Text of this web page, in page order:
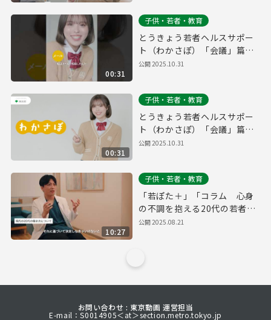
00:31
子供・若者・教育
とうきょう若者ヘルスサポー
ト（わかさぽ）「会議」篇
30秒縦型
公開2025.10.31
00:31
子供・若者・教育
とうきょう若者ヘルスサポー
ト（わかさぽ）「会議」篇
30秒
公開2025.10.31
10:27
子供・若者・教育
「若ぽた＋」「コラム 心身
の不調を抱える20代の若者に
向けて」（早稲田メンタルク
公開2025.08.21
お問い合わせ : 東京動画 運営担当
E-mail：S0014905＜at＞section.metro.tokyo.jp